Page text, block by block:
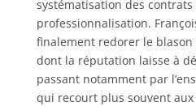
systématisation des contrats
professionnalisation.
finalement redorer le
dont la réputation laisse à
passant notamment par
qui recourt plus souvent aux